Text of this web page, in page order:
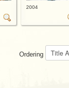
2004
Ordering